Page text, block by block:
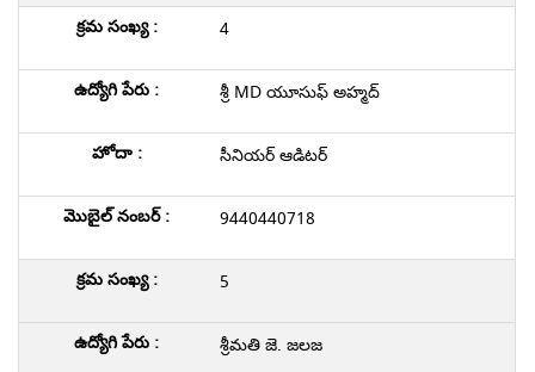
4
శ్రీ MD యూసుఫ్ అహ్మద్
సీనియర్ ఆడిటర్
9440440718
5
శ్రీమతి జె. జలజ